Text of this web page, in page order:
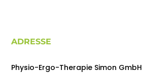
ADRESSE
Physio-Ergo-Therapie Simon GmbH